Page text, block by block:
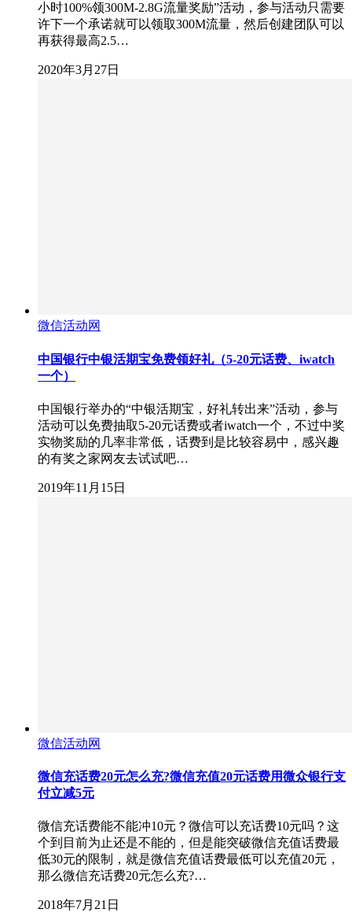
小时100%领300M-2.8G流量奖励”活动，参与活动只需要
许下一个承诺就可以领取300M流量，然后创建团队可以
再获得最高2.5…
2020年3月27日
微信活动网
中国银行中银活期宝免费领好礼（5-20元话费、iwatch
一个）
中国银行举办的“中银活期宝，好礼转出来”活动，参与
活动可以免费抽取5-20元话费或者iwatch一个，不过中奖
实物奖励的几率非常低，话费到是比较容易中，感兴趣
的有奖之家网友去试试吧…
2019年11月15日
微信活动网
微信充话费20元怎么充?微信充值20元话费用微众银行支
付立减5元
微信充话费能不能冲10元？微信可以充话费10元吗？这
个到目前为止还是不能的，但是能突破微信充值话费最
低30元的限制，就是微信充值话费最低可以充值20元，
那么微信充话费20元怎么充?…
2018年7月21日